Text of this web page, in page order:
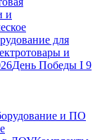
и
для
и
День Победы I 9
и ПО